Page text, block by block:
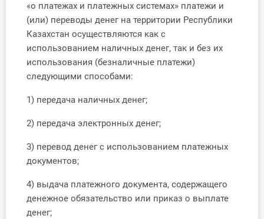
«о платежах и платежных системах» платежи и
(или) переводы денег на территории Республики
Казахстан осуществляются как с
использованием наличных денег, так и без их
использования (безналичные платежи)
следующими способами:
1) передача наличных денег;
2) передача электронных денег;
3) перевод денег с использованием платежных
документов;
4) выдача платежного документа, содержащего
денежное обязательство или приказ о выплате
денег;